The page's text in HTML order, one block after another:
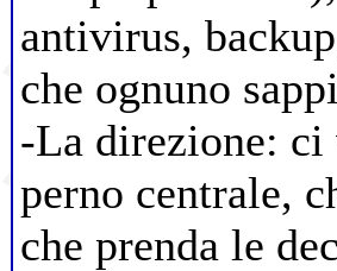
antivirus,
che ognuno
-La direzione: ci
perno centrale,
che prenda le